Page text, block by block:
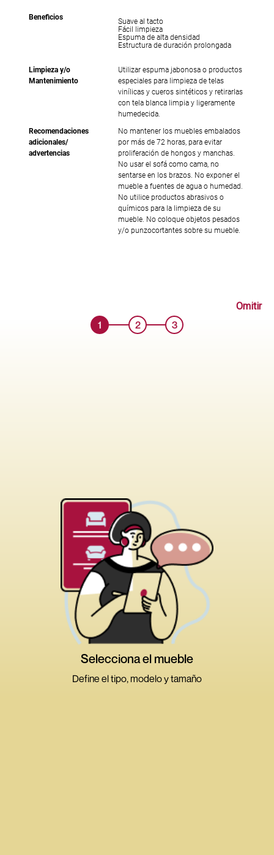
Beneficios
Suave al tacto
Fácil limpieza
Espuma de alta densidad
Estructura de duración prolongada
Limpieza y/o
Mantenimiento
Utilizar espuma jabonosa o productos
especiales para limpieza de telas
vinílicas y cueros sintéticos y retirarlas
con tela blanca limpia y ligeramente
humedecida.
Recomendaciones
adicionales/
advertencias
No mantener los muebles embalados
por más de 72 horas, para evitar
proliferación de hongos y manchas.
No usar el sofá como cama, no
sentarse en los brazos. No exponer el
mueble a fuentes de agua o humedad.
No utilice productos abrasivos o
químicos para la limpieza de su
mueble. No coloque objetos pesados
y/o punzocortantes sobre su mueble.